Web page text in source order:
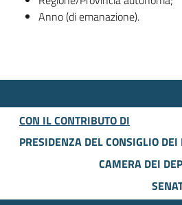
Anno (di emanazione).
CON IL CONTRIBUTO DI
PRESIDENZA DEL CONSIGLIO
CAMERA DEI